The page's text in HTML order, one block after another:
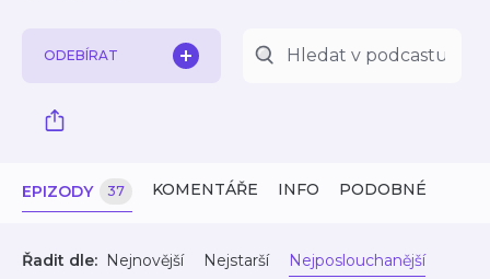
ODEBÍRAT
EPIZODY 37 KOMENTÁŘE INFO PODOBNÉ
Řadit dle: Nejnovější Nejstarší Nejposlouchanější